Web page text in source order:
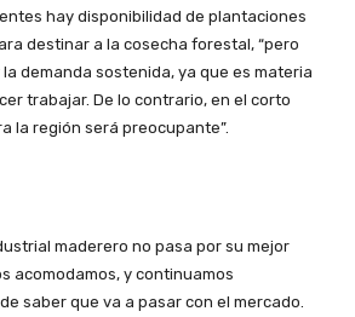
hay disponibilidad de plantaciones
destinar a la cosecha forestal, “pero
demanda sostenida, ya que es materia
trabajar. De lo contrario, en el corto
la región será preocupante”.
maderero no pasa por su mejor
acomodamos, y continuamos
saber que va a pasar con el mercado.